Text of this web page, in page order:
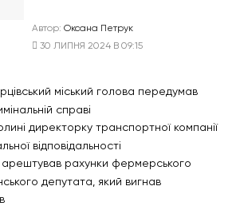
Автор: Оксана Петрук
30 ЛИПНЯ 2024 В 09:15
міський голова передумав
справі
директорку транспортної компанії
відповідальності
рахунки фермерського
депутата, який вигнав